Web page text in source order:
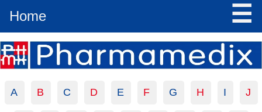
Home ☰
A B C D E F G H I J